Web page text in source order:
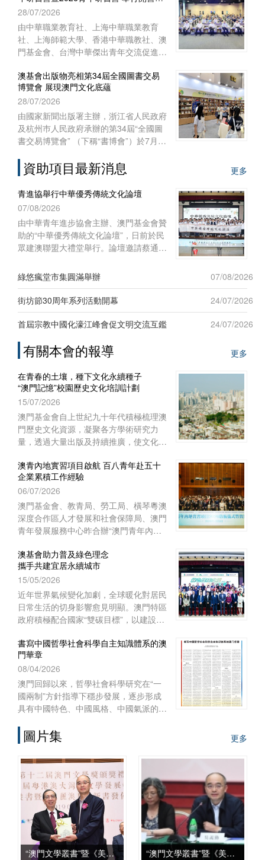
澳門特別行政區聯絡辦公室宣傳文體部、
經濟部和澳門基金會作為澳門協辦單位，
一共組織了45位澳門代表前往內蒙古自
治區出席活動。
式
28/07/2026
由中華職業教育社、上海中華職業教育
社、上海師範大學、香港中華職教社、澳
門基金會、台灣中華傑出青年交流促進會
國教科文組織教師教育中心協辦之“青年
匯‧文化緣‧中華情——第十五屆台灣青年
研習營暨2026青年研習營”開營儀式於
2026年7月28日上午在上海聯合國教科文
組織教師教育中心舉行。來自台灣、香
港、澳門29所院校的60多名師生，和上
為期七天的文化交流與研習體驗之旅。
澳基會出版物亮相第34屆全國圖書交易
博覽會 展現澳門文化底蘊
28/07/2026
由國家新聞出版署主辦，浙江省人民政府
及杭州巿人民政府承辦的第34屆“全國圖
書交易博覽會” （下稱“書博會”）於7月
利舉行。澳門基金會作為澳門出版界代表
再度參展，攜近年出版的多領域精品圖書
亮相，向內地及各地讀者展現澳門豐富的
出版成果與文化底蘊。
資助項目最新消息
更多
青進協舉行中華優秀傳統文化論壇
07/08/2026
由中華青年進步協會主辦、澳門基金會贊
助的“中華優秀傳統文化論壇”，日前於民
眾建澳聯盟大禮堂舉行。論壇邀請蔡通中
新發展”為題，吸引六十名來自台灣地區
及澳門本地青年踴躍參與，現場互動熱
烈。
綠悠瘋堂市集圓滿舉辦
07/08/2026
街坊節30周年系列活動開幕
24/07/2026
首屆宗教中國化濠江峰會促文明交流互鑑
24/07/2026
有關本會的報導
更多
在青春的土壤，種下文化永續種子
“澳門記憶”校園歷史文化培訓計劃
15/07/2026
澳門基金會自上世紀九十年代積極梳理澳
門歷史文化資源，凝聚各方學術研究力
量，透過大量出版及持續推廣，使文化保
文化保育的關注。
澳青內地實習項目啟航 百八青年赴五十
企業累積工作經驗
06/07/2026
澳門基金會、教青局、勞工局、橫琴粵澳
深度合作區人才發展和社會保障局、澳門
青年發展服務中心昨合辦“澳門青年內地
訓”。
澳基會助力普及綠色理念
攜手共建宜居永續城市
15/05/2026
近年世界氣候變化加劇，全球暖化對居民
日常生活的切身影響愈見明顯。澳門特區
政府積極配合國家“雙碳目標”，以建設宜
《澳門長期減碳策略》和《澳門環境保護
規劃》，謀劃可持續發展藍圖，
書寫中國哲學社會科學自主知識體系的澳
門華章
08/04/2026
澳門回歸以來，哲學社會科學研究在“一
國兩制”方針指導下穩步發展，逐步形成
具有中國特色、中國風格、中國氣派的自
哲學社會科學工作座談會上發表重要講
話、中共中央辦公廳2022年印發《國家
“十四五”時期哲學社會科學發展規劃》以
來，澳門的高等院校、澳門基金會和學術
團體作為知識產出、傳播和實踐的主體，
在構建哲學社會科學自主知識體系的征程
上，從學科建設、智庫服務、文化傳承到
國際對話等諸方面，都發揮了自身獨特的
作用，呈現出多元化、本土化、交叉化與
實務化的發展特點。
圖片集 更多
“澳門文學叢書”暨《美麗澳門》新書發佈會 “澳門文學叢書”暨《美麗澳門》座談會